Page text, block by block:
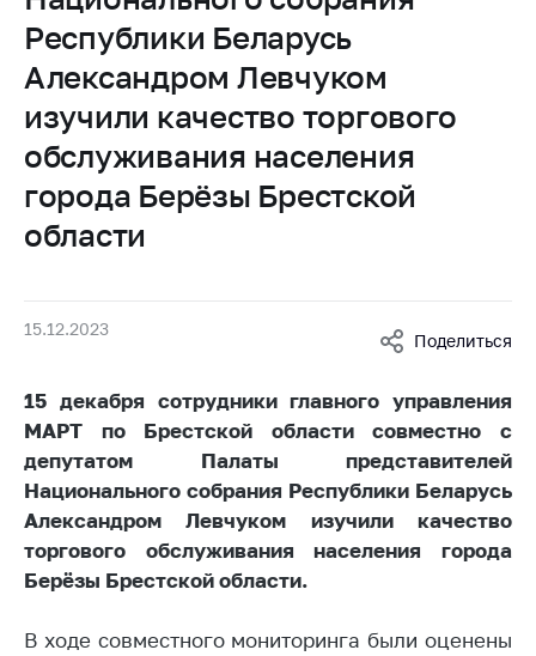
Белорусская
универсальная
товарная биржа
Общественная
жизнь
Идеологическая
работа
Официальные
Деятельность
Ценовая политика
Антимонопольное
регулирование и
конкуренция
Торговля и услуги
контроль закупок
Республики Беларусь
Александром Левчуком
изучили качество торгового
обслуживания населения
города Берёзы Брестской
области
15.12.2023
Поделиться
15 декабря сотрудники главного управления
МАРТ по Брестской области совместно с
депутатом Палаты представителей
Национального собрания Республики Беларусь
Александром Левчуком изучили качество
торгового обслуживания населения города
Берёзы Брестской области.
В ходе совместного мониторинга были оценены